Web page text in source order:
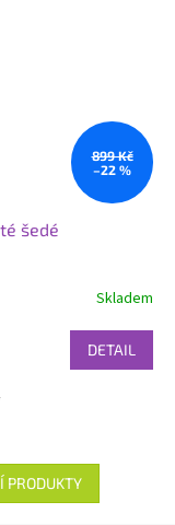
899 Kč
–22 %
šedé
Skladem
DETAIL
PRODUKTY